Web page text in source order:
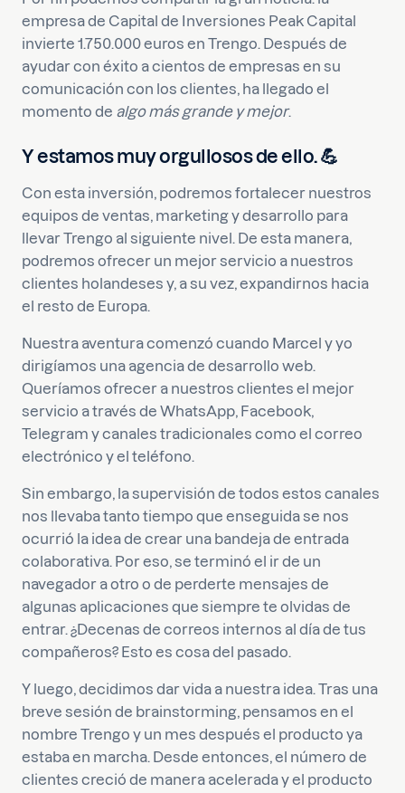
empresa de Capital de Inversiones Peak Capital
invierte 1.750.000 euros en Trengo. Después de
ayudar con éxito a cientos de empresas en su
comunicación con los clientes, ha llegado el
momento de algo más grande y mejor.
Y estamos muy orgullosos de ello.💪
Con esta inversión, podremos fortalecer nuestros
equipos de ventas, marketing y desarrollo para
llevar Trengo al siguiente nivel. De esta manera,
podremos ofrecer un mejor servicio a nuestros
clientes holandeses y, a su vez, expandirnos hacia
el resto de Europa.
Nuestra aventura comenzó cuando Marcel y yo
dirigíamos una agencia de desarrollo web.
Queríamos ofrecer a nuestros clientes el mejor
servicio a través de WhatsApp, Facebook,
Telegram y canales tradicionales como el correo
electrónico y el teléfono.
Sin embargo, la supervisión de todos estos canales
nos llevaba tanto tiempo que enseguida se nos
ocurrió la idea de crear una bandeja de entrada
colaborativa. Por eso, se terminó el ir de un
navegador a otro o de perderte mensajes de
algunas aplicaciones que siempre te olvidas de
entrar. ¿Decenas de correos internos al día de tus
compañeros? Esto es cosa del pasado.
Y luego, decidimos dar vida a nuestra idea. Tras una
breve sesión de brainstorming, pensamos en el
nombre Trengo y un mes después el producto ya
estaba en marcha. Desde entonces, el número de
clientes creció de manera acelerada y el producto